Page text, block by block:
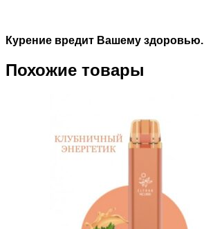
Курение вредит Вашему здоровью.
Похожие товары